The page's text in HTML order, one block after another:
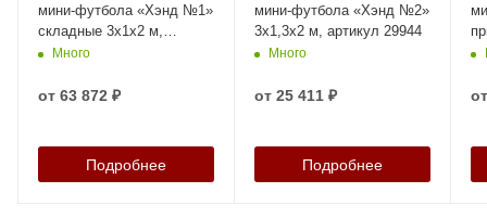
мини-футбола «Хэнд №1»
складные 3х1х2 м,
артикул 29939
Много
от 63 872 ₽
Подробнее
мини-футбола «Хэнд №2»
3х1,3х2 м, артикул 29944
Много
от 25 411 ₽
Подробнее